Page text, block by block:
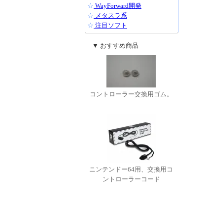
☆ WayForward開発
☆ メタスラ系
☆ 注目ソフト
▼ おすすめ商品
コントローラー交換用ゴム。
ニンテンドー64用、交換用コ
ントローラーコード